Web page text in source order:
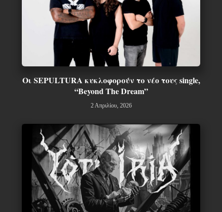
Οι SEPULTURA κυκλοφορούν το νέο τους single,
“Beyond The Dream”
2 Απριλίου, 2026